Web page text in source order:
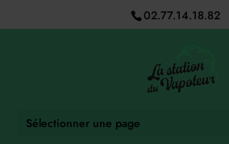
02.77.14.18.82
Sélectionner une page